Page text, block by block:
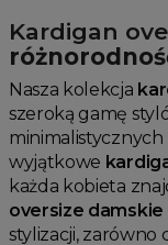
Kardigan
Nasza kolekcja
szeroką gamę
wyjątkowe
każda kobieta
oversize damskie
stylizacji, zarówno